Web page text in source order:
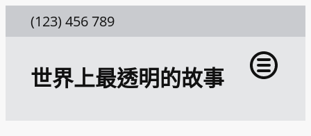
至
(123) 456 789
世界上最透明的故事